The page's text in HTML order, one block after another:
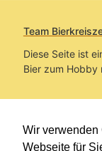
Wir verwenden
Webseite für
Team
Diese Seite ist
Bier zum Hobby
Sie befinden
im Pfad:Übers